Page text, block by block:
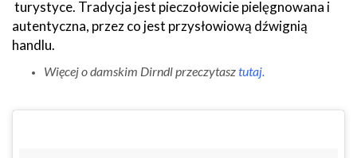
turystyce. Tradycja jest pieczołowicie pielęgnowana i
autentyczna, przez co jest przysłowiową dźwignią
handlu.
Więcej o damskim Dirndl przeczytasztutaj